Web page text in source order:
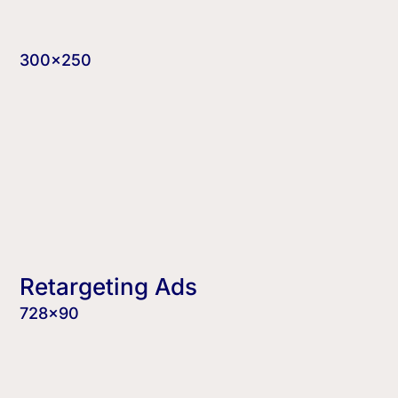
300×250
Retargeting Ads
728×90